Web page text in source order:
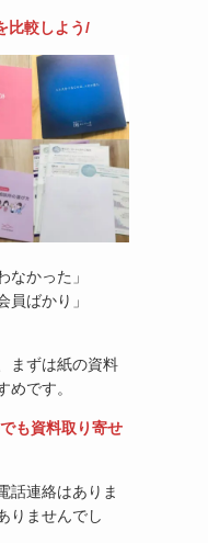
比較しよう/
なかった」
員ばかり」
まずは紙の資料
めです。
も資料取り寄せ
話連絡はありま
りませんでし